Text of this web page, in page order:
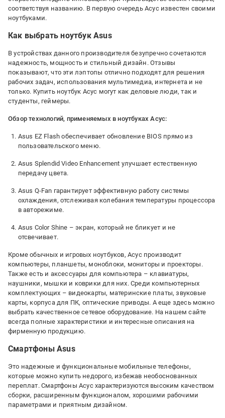
соответствуя названию. В первую очередь Асус известен своими
ноутбуками.
Как выбрать ноутбук Asus
В устройствах данного производителя безупречно сочетаются
надежность, мощность и стильный дизайн. Отзывы
показывают, что эти лэптопы отлично подходят для решения
рабочих задач, использования мультимедиа, интернета и не
только. Купить ноутбук Асус могут как деловые люди, так и
студенты, геймеры.
Обзор технологий, применяемых в ноутбуках Асус:
Asus EZ Flash обеспечивает обновление BIOS прямо из
пользовательского меню.
Asus Splendid Video Enhancement улучшает естественную
передачу цвета.
Asus Q-Fan гарантирует эффективную работу системы
охлаждения, отслеживая колебания температуры процессора
в авторежиме.
Asus Color Shine – экран, который не бликует и не
отсвечивает.
Кроме обычных и игровых ноутбуков, Асус производит
компьютеры, планшеты, моноблоки, мониторы и проекторы.
Также есть и аксессуары для компьютера – клавиатуры,
наушники, мышки и коврики для них. Среди компьютерных
комплектующих – видеокарты, материнские платы, звуковые
карты, корпуса для ПК, оптические приводы. А еще здесь можно
выбрать качественное сетевое оборудование. На нашем сайте
всегда полные характеристики и интересные описания на
фирменную продукцию.
Смартфоны Asus
Это надежные и функциональные мобильные телефоны,
которые можно купить недорого, избежав необоснованных
переплат. Смартфоны Асус характеризуются высоким качеством
сборки, расширенным функционалом, хорошими рабочими
параметрами и приятным дизайном.